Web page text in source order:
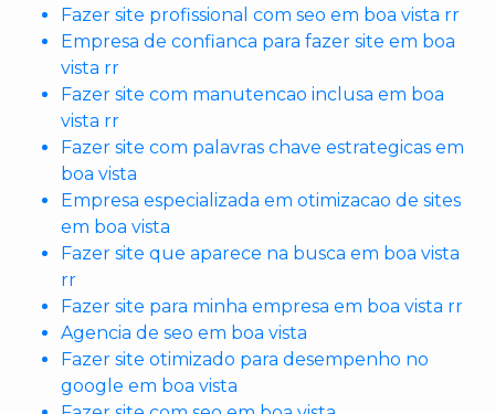
Fazer site profissional com seo em boa vista rr
Empresa de confianca para fazer site em boa
vista rr
Fazer site com manutencao inclusa em boa
vista rr
Fazer site com palavras chave estrategicas em
boa vista
Empresa especializada em otimizacao de sites
em boa vista
Fazer site que aparece na busca em boa vista
rr
Fazer site para minha empresa em boa vista rr
Agencia de seo em boa vista
Fazer site otimizado para desempenho no
google em boa vista